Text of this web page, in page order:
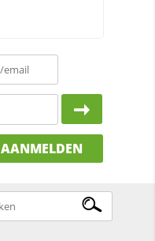
AANMELDEN